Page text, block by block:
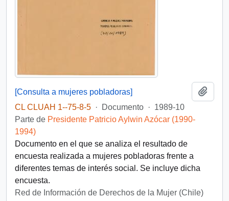
[Consulta a mujeres pobladoras]
CL CLUAH 1--75-8-5 · Documento · 1989-10
Parte de Presidente Patricio Aylwin Azócar (1990-
1994)
Documento en el que se analiza el resultado de
encuesta realizada a mujeres pobladoras frente a
diferentes temas de interés social. Se incluye dicha
encuesta.
Red de Información de Derechos de la Mujer (Chile)